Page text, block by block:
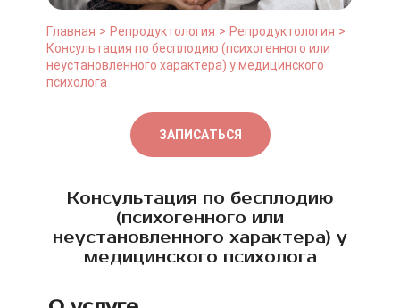
Главная Репродуктология
Репродуктология
Консультация по бесплодию (психогенного или
неустановленного характера) у медицинского
психолога
ЗАПИСАТЬСЯ
Консультация по бесплодию
(психогенного или
неустановленного характера) у
медицинского психолога